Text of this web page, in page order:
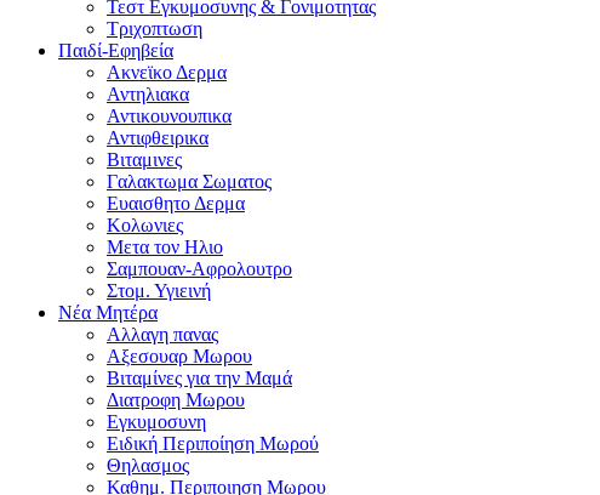
Τεστ Εγκυμοσυνης & Γονιμοτητας
Τριχοπτωση
Παιδί-Εφηβεία
Ακνεϊκο Δερμα
Αντηλιακα
Αντικουνουπικα
Αντιφθειρικα
Βιταμινες
Γαλακτωμα Σωματος
Ευαισθητο Δερμα
Κολωνιες
Μετα τον Ηλιο
Σαμπουαν-Αφρολουτρο
Στομ. Υγιεινή
Νέα Μητέρα
Αλλαγη πανας
Αξεσουαρ Μωρου
Βιταμίνες για την Μαμά
Διατροφη Μωρου
Εγκυμοσυνη
Ειδική Περιποίηση Μωρού
Θηλασμος
Καθημ. Περιποιηση Μωρου